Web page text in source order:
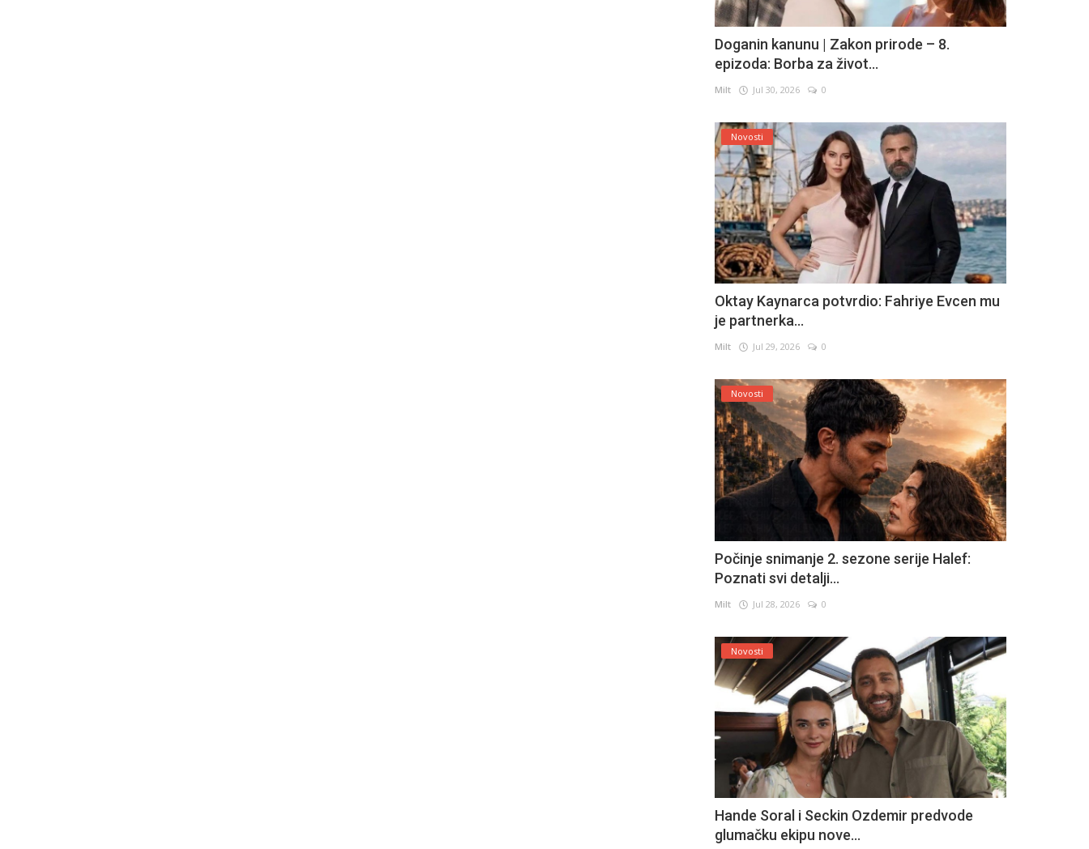
Doganin kanunu | Zakon prirode – 8.
epizoda: Borba za život...
Milt Jul 30, 2026 0
Novosti
Oktay Kaynarca potvrdio: Fahriye Evcen mu
je partnerka...
Milt Jul 29, 2026 0
Novosti
Počinje snimanje 2. sezone serije Halef:
Poznati svi detalji...
Milt Jul 28, 2026 0
Novosti
Hande Soral i Seckin Ozdemir predvode
glumačku ekipu nove...